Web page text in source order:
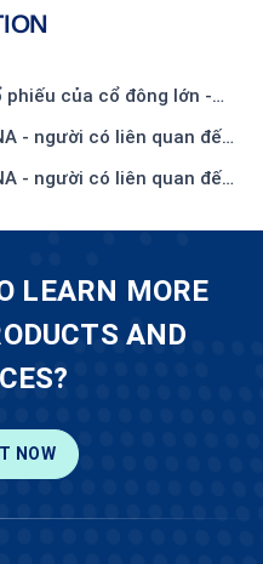
phiếu của cổ đông lớn -
mại Thiên Hải-(1)
- người có liên quan đến
450.000 CP
- người có liên quan đến
LEARN MORE
AND
NOW